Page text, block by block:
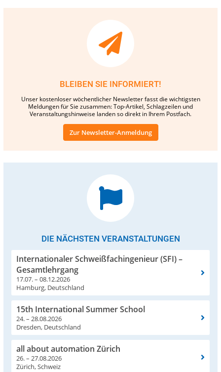
BLEIBEN SIE INFORMIERT!
Unser kostenloser wöchentlicher Newsletter fasst die wichtigsten
Meldungen für Sie zusammen: Top-Artikel, Schlagzeilen und
Veranstaltungshinweise landen so direkt in Ihrem Postfach.
Zur Newsletter-Anmeldung
DIE NÄCHSTEN VERANSTALTUNGEN
Internationaler Schweißfachingenieur (SFI) –
Gesamtlehrgang
17.07. – 08.12.2026
Hamburg, Deutschland
15th International Summer School
24. – 28.08.2026
Dresden, Deutschland
all about automation Zürich
26. – 27.08.2026
Zürich, Schweiz